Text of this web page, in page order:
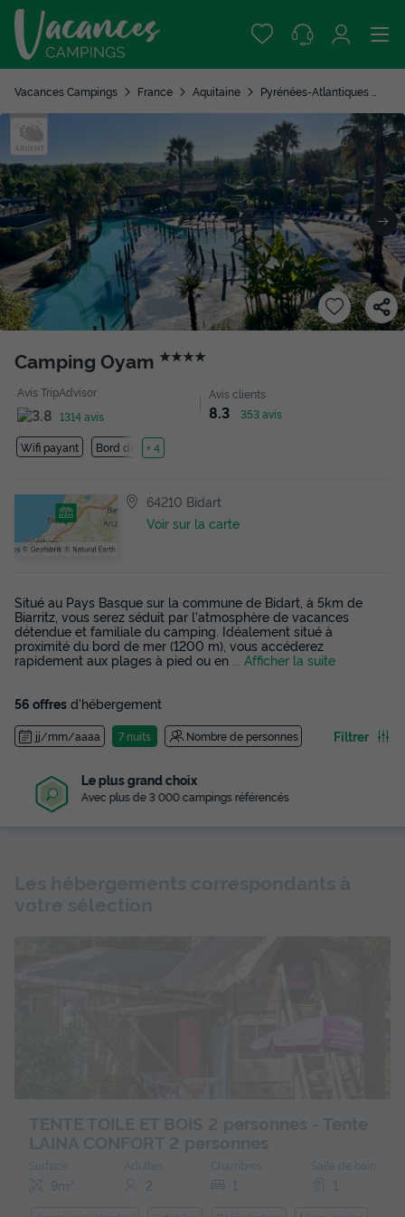
Vacances Campings France Aquitaine Pyrénées-Atlantiques
Camping Oyam ★★★★
Avis TripAdvisor
1314 avis
Avis clients
8.3 353 avis
Wifi payant Bord de mer
+ 4
64210 Bidart
Voir sur la carte
Situé au Pays Basque sur la commune de Bidart, à 5km de
Biarritz, vous serez séduit par l'atmosphère de vacances
détendue et familiale du camping. Idéalement situé à
proximité du bord de mer (1200 m), vous accéderez
rapidement aux plages à pied ou en
... Afficher la suite
56 offres d'hébergement
jj/mm/aaaa 7 nuits Nombre de personnes Filtrer
Le plus grand choix
Avec plus de 3 000 campings référencés